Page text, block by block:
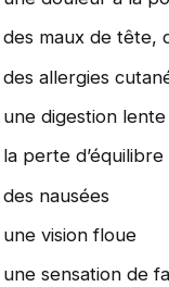
des maux de tête,
des allergies
une digestion lente
la perte d’équilibre
des nausées
une vision floue
une sensation de